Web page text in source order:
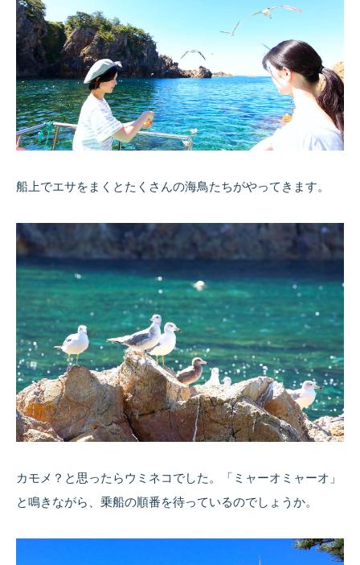
船上でエサをまくとたくさんの海鳥たちがやってきます。
カモメ？と思ったらウミネコでした。「ミャーオミャーオ」
と鳴きながら、乗船の順番を待っているのでしょうか。